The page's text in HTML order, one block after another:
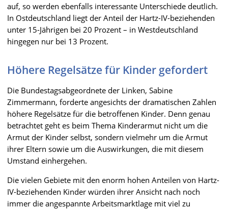
auf, so werden ebenfalls interessante Unterschiede deutlich.
In Ostdeutschland liegt der Anteil der Hartz-IV-beziehenden
unter 15-Jährigen bei 20 Prozent – in Westdeutschland
hingegen nur bei 13 Prozent.
Höhere Regelsätze für Kinder gefordert
Die Bundestagsabgeordnete der Linken, Sabine
Zimmermann, forderte angesichts der dramatischen Zahlen
höhere Regelsätze für die betroffenen Kinder. Denn genau
betrachtet geht es beim Thema Kinderarmut nicht um die
Armut der Kinder selbst, sondern vielmehr um die Armut
ihrer Eltern sowie um die Auswirkungen, die mit diesem
Umstand einhergehen.
Die vielen Gebiete mit den enorm hohen Anteilen von Hartz-
IV-beziehenden Kinder würden ihrer Ansicht nach noch
immer die angespannte Arbeitsmarktlage mit viel zu